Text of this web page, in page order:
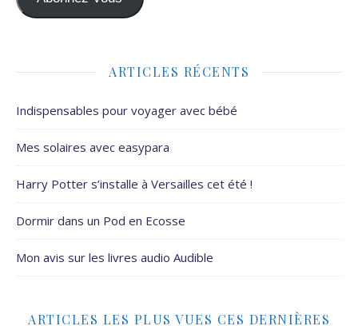
ARTICLES RÉCENTS
Indispensables pour voyager avec bébé
Mes solaires avec easypara
Harry Potter s’installe à Versailles cet été !
Dormir dans un Pod en Ecosse
Mon avis sur les livres audio Audible
ARTICLES LES PLUS VUES CES DERNIÈRES